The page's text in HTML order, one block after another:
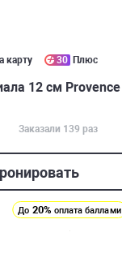
карту 30 Плюс
12 см Provence
Заказали 139 раз
До 20% оплата баллами